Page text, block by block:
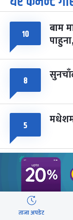
आइत चैत्र ७, २०८३
८ फागुपूर्णिमा
चैत्र ८, २०८३-
१० बाम
८
५
५ कर ५
५
ताजा अपडेट